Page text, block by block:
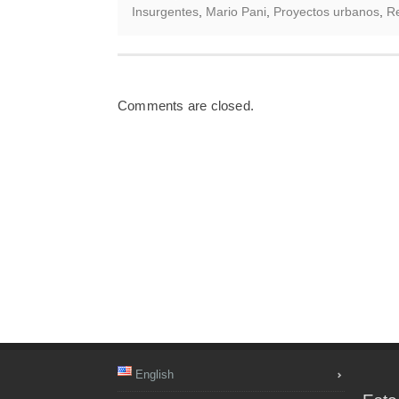
Insurgentes Mario Pani Proyectos urbanos
Comments are closed.
English